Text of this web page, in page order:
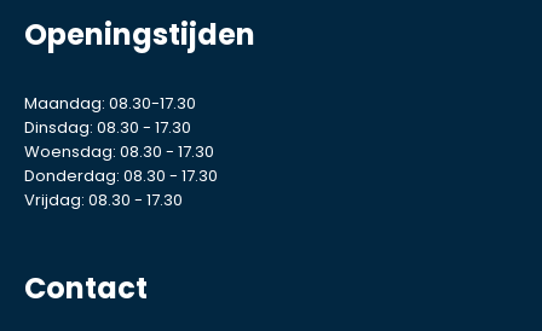
Openingstijden
Maandag: 08.30-17.30
Dinsdag: 08.30 - 17.30
Woensdag: 08.30 - 17.30
Donderdag: 08.30 - 17.30
Vrijdag: 08.30 - 17.30
Contact